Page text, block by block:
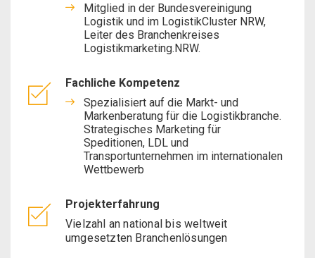
Mitglied in der Bundesvereinigung
Logistik und im LogistikCluster NRW,
Leiter des Branchenkreises
Logistikmarketing.NRW.
Fachliche Kompetenz
Spezialisiert auf die Markt- und
Markenberatung für die Logistikbranche.
Strategisches Marketing für
Speditionen, LDL und
Transportunternehmen im internationalen
Wettbewerb
Projekterfahrung
Vielzahl an national bis weltweit
umgesetzten Branchenlösungen